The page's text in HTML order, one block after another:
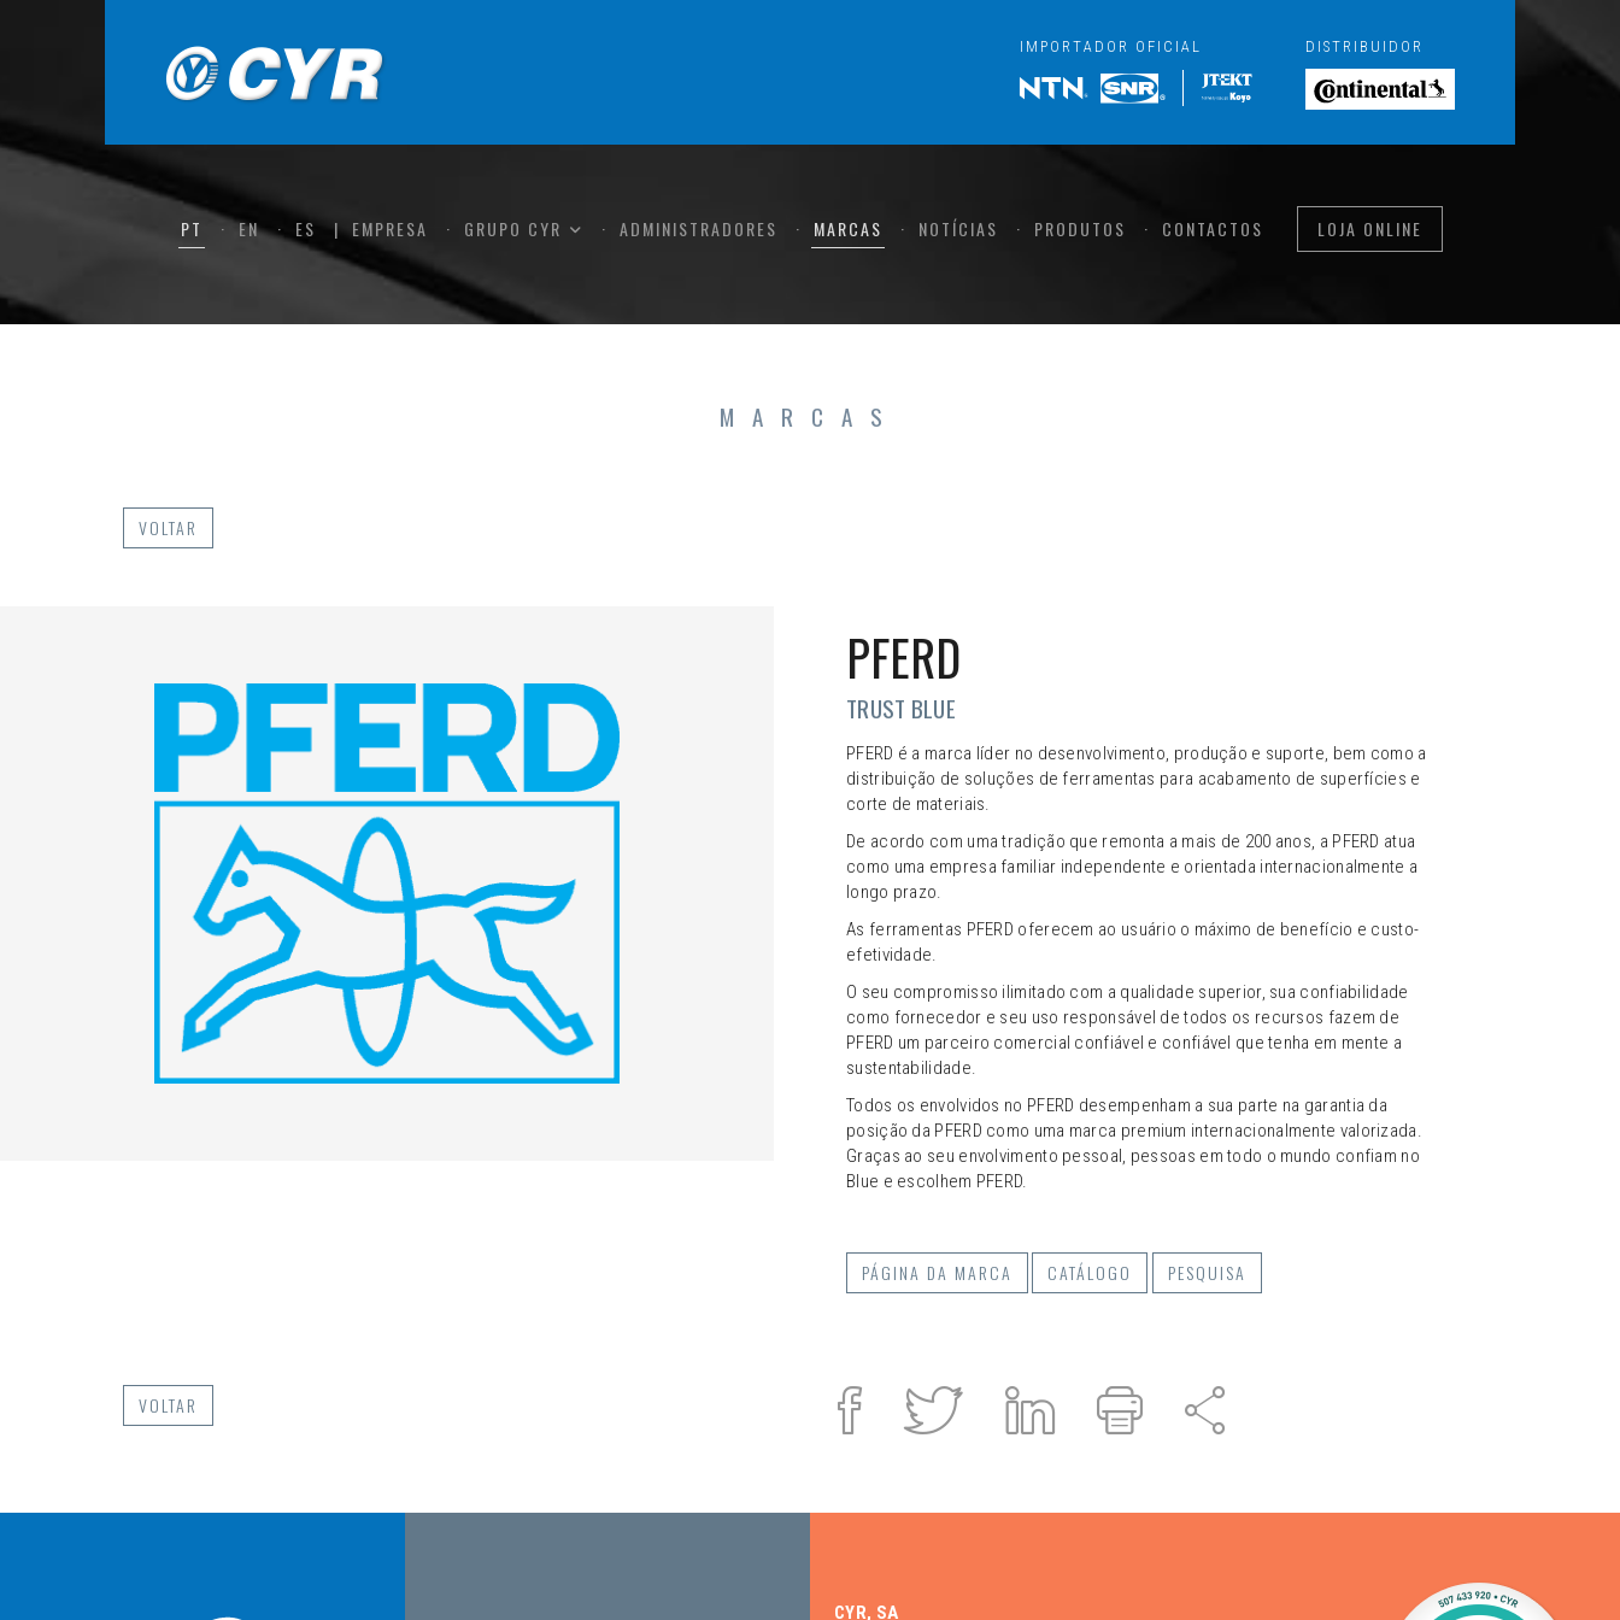
DISTRIBUIDOR
IMPORTADOR OFICIAL
PT EN ES EMPRESA GRUPO CYR ADMINISTRADORES MARCAS NOTÍCIAS PRODUTOS CONTACTOS LOJA ONLINE
MARCAS
VOLTAR
PFERD
TRUST BLUE
PFERD é a marca líder no desenvolvimento, produção e suporte, bem como a
distribuição de soluções de ferramentas para acabamento de superfícies e
corte de materiais.
De acordo com uma tradição que remonta a mais de 200 anos, a PFERD atua
como uma empresa familiar independente e orientada internacionalmente a
longo prazo.
As ferramentas PFERD oferecem ao usuário o máximo de benefício e custo-
efetividade.
O seu compromisso ilimitado com a qualidade superior, sua confiabilidade
como fornecedor e seu uso responsável de todos os recursos fazem de
PFERD um parceiro comercial confiável e confiável que tenha em mente a
sustentabilidade.
Todos os envolvidos no PFERD desempenham a sua parte na garantia da
posição da PFERD como uma marca premium internacionalmente valorizada.
Graças ao seu envolvimento pessoal, pessoas em todo o mundo confiam no
Blue e escolhem PFERD.
PÁGINA DA MARCA CATÁLOGO PESQUISA
VOLTAR Facebook
TwitterLinkedImprimirPartilhar
CYR, SA